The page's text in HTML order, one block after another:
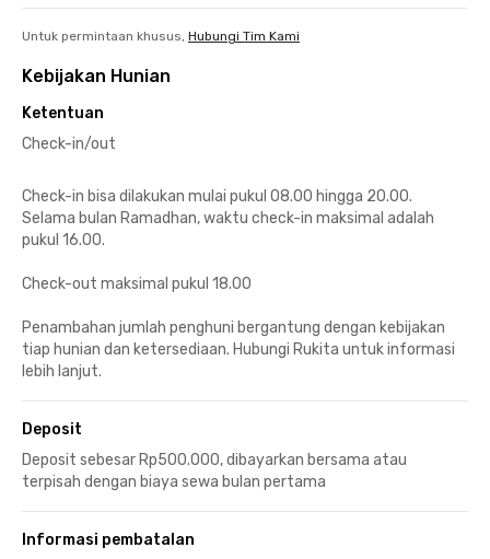
Untuk permintaan khusus, Hubungi Tim Kami
Kebijakan Hunian
Ketentuan
Check-in/out
Check-in bisa dilakukan mulai pukul 08.00 hingga 20.00.
Selama bulan Ramadhan, waktu check-in maksimal adalah
pukul 16.00.
Check-out maksimal pukul 18.00
Penambahan jumlah penghuni bergantung dengan kebijakan
tiap hunian dan ketersediaan. Hubungi Rukita untuk informasi
lebih lanjut.
Deposit
Deposit sebesar Rp500.000, dibayarkan bersama atau
terpisah dengan biaya sewa bulan pertama
Informasi pembatalan